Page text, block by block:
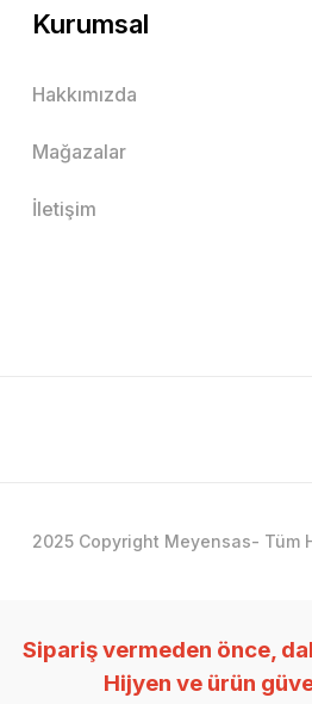
Kurumsal
Hakkımızda
Mağazalar
İletişim
2025 Copyright Meyensas- Tüm
Sipariş vermeden önce,
Hijyen ve ürün